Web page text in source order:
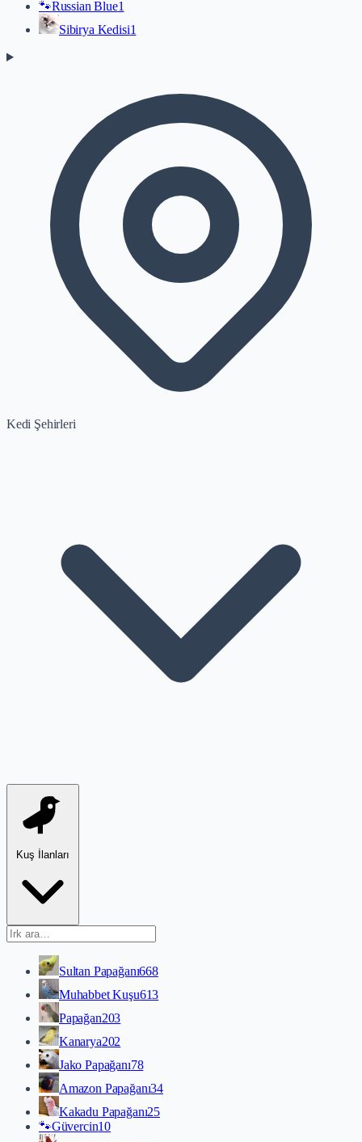
🐾Russian Blue1
Sibirya Kedisi1
Kedi Şehirleri
Kuş İlanları
Sultan Papağanı668
Muhabbet Kuşu613
Papağan203
Kanarya202
Jako Papağanı78
Amazon Papağanı34
Kakadu Papağanı25
🐾Güvercin10